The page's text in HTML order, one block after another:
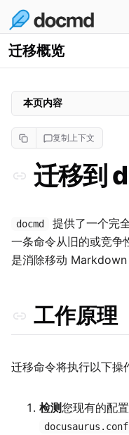
迁移概览
复制上下文
迁移到
docmd 提供了一个完
一条命令从旧的或竞争
是消除移动 Markdown
工作原理
迁移命令将执行以下操
检测您现有的配
本页内容
迁移到 docmd
工作原理
会迁移什么
支持的平台